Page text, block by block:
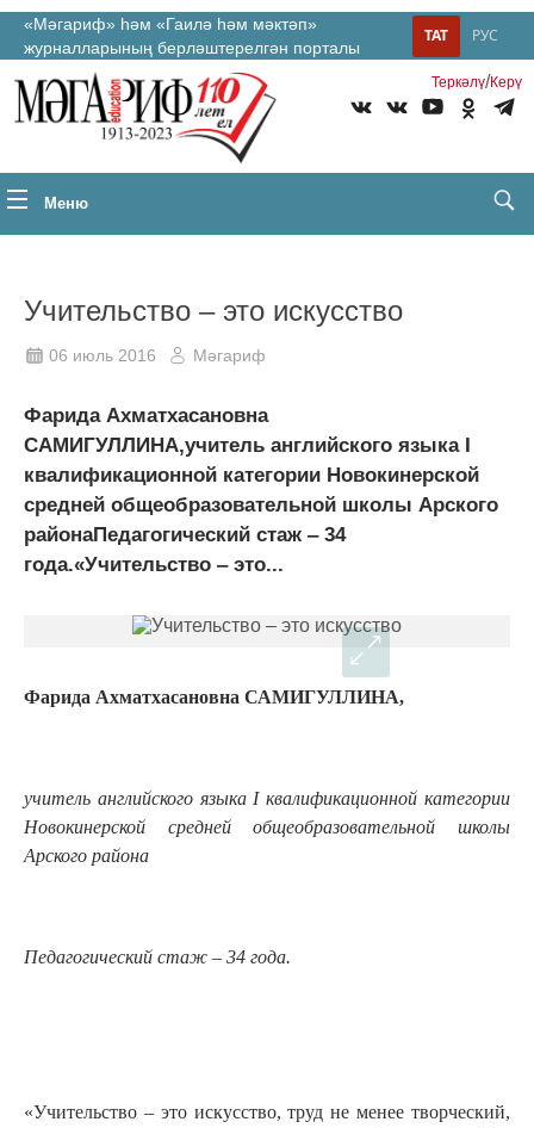
«Мәгариф» һәм «Гаилә һәм мәктәп»
журналларының берләштерелгән порталы
РУС
ТАТ
Теркəлү/Керү
Меню
Учительство ‒ это искусство
06 июль 2016 Мәгариф
Фарида Ахматхасановна
САМИГУЛЛИНА,учитель английского языка I
квалификационной категории Новокинерской
средней общеобразовательной школы Арского
районаПедагогический стаж ‒ 34
года.«Учительство ‒ это...
Фарида Ахматхасановна САМИГУЛЛИНА,
учитель английского языка Iквалификационной категории
Новокинерской средней общеобразовательной школы
Арского района
Педагогический стаж ‒ 34 года.
«Учительство ‒ это искусство, труд не менее творческий,